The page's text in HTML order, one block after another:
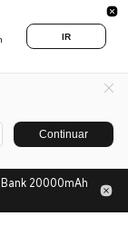
IR
Continuar
20000mAh